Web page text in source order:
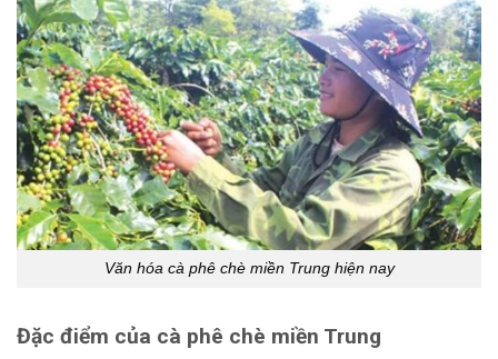
Văn hóa cà phê chè miền Trung hiện nay
Đặc điểm của cà phê chè miền Trung